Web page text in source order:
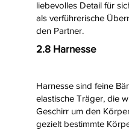
liebevolles Detail für
als verführerische
den Partner.
2.8 Harnesse
Harnesse sind feine
elastische Träger, die
Geschirr um den
gezielt bestimmte